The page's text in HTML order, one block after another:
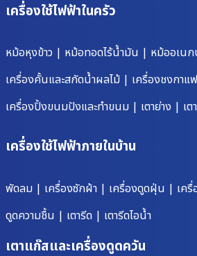
เครื่องใช้ไฟฟ้าในครัว
หม้อหุงข้าว | หม้อทอดไร้น้ำมัน | หม้ออเนก
เครื่องคั้นและสกัดน้ำผลไม้ | เครื่องชงกาแฟ
เครื่องปิ้งขนมปังและทำขนม | เตาย่าง | เ
เครื่องใช้ไฟฟ้าภายในบ้าน
พัดลม | เครื่องซักผ้า | เครื่องดูดฝุ่น | เค
ดูดความชื้น | เตารีด | เตารีดไอน้ำ
เตาแก๊สและเครื่องดูดควัน